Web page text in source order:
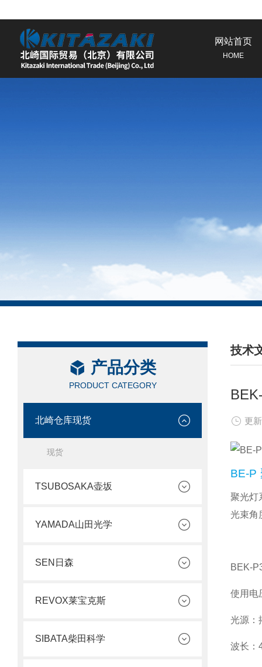
网站首页
HOME
产品分类
PRODUCT CATEGORY
北崎仓库现货
现货
TSUBOSAKA壶坂
YAMADA山田光学
SEN日森
REVOX莱宝克斯
SIBATA柴田科学
技术
/
更
BE-P
聚光灯
光束角
BEK-
使用电
光源：
波长：